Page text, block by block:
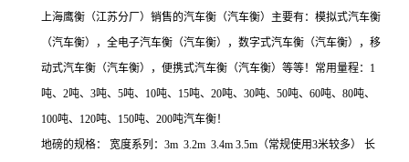
上海鹰衡（江苏分厂）销售的汽车衡（汽车衡）主要有：模拟式汽车衡
（汽车衡），全电子汽车衡（汽车衡），数字式汽车衡（汽车衡），移
动式汽车衡（汽车衡），便携式汽车衡（汽车衡）等等！常用量程：1
吨、2吨、3吨、5吨、10吨、15吨、20吨、30吨、50吨、60吨、80吨、
100吨、120吨、150吨、200吨汽车衡！
地磅的规格： 宽度系列：3m 3.2m 3.4m 3.5m（常规使用3米较多）
长